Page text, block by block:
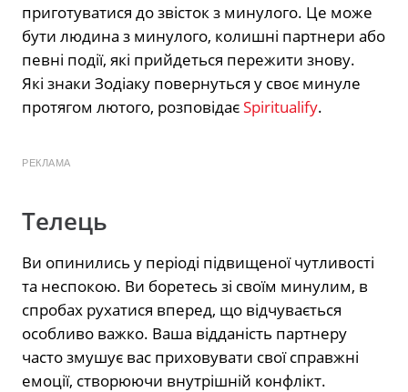
приготуватися до звісток з минулого. Це може
бути людина з минулого, колишні партнери або
певні події, які прийдеться пережити знову.
Які знаки Зодіаку повернуться у своє минуле
протягом лютого, розповідаєSpiritualify.
РЕКЛАМА
Телець
Ви опинились у періоді підвищеної чутливості
та неспокою. Ви боретесь зі своїм минулим, в
спробах рухатися вперед, що відчувається
особливо важко. Ваша відданість партнеру
часто змушує вас приховувати свої справжні
емоції, створюючи внутрішній конфлікт.